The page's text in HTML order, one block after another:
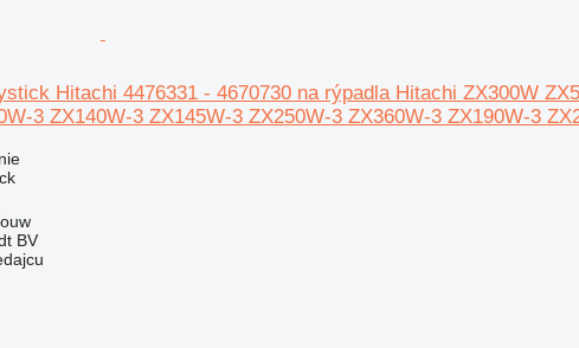
Hitachi 4476331 - 4670730 na rýpadla Hitachi ZX300W
3 ZX140W-3 ZX145W-3 ZX250W-3 ZX360W-3 ZX190W-3
BV